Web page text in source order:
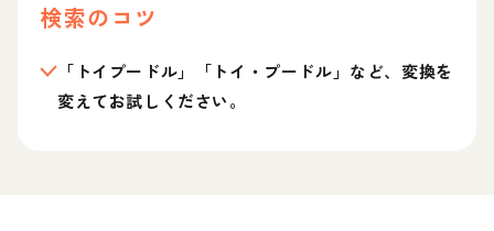
検索のコツ
「トイプードル」「トイ・プードル」など、変換を
変えてお試しください。